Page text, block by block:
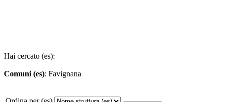
Hai cercato (es):
Comuni (es): Favignana